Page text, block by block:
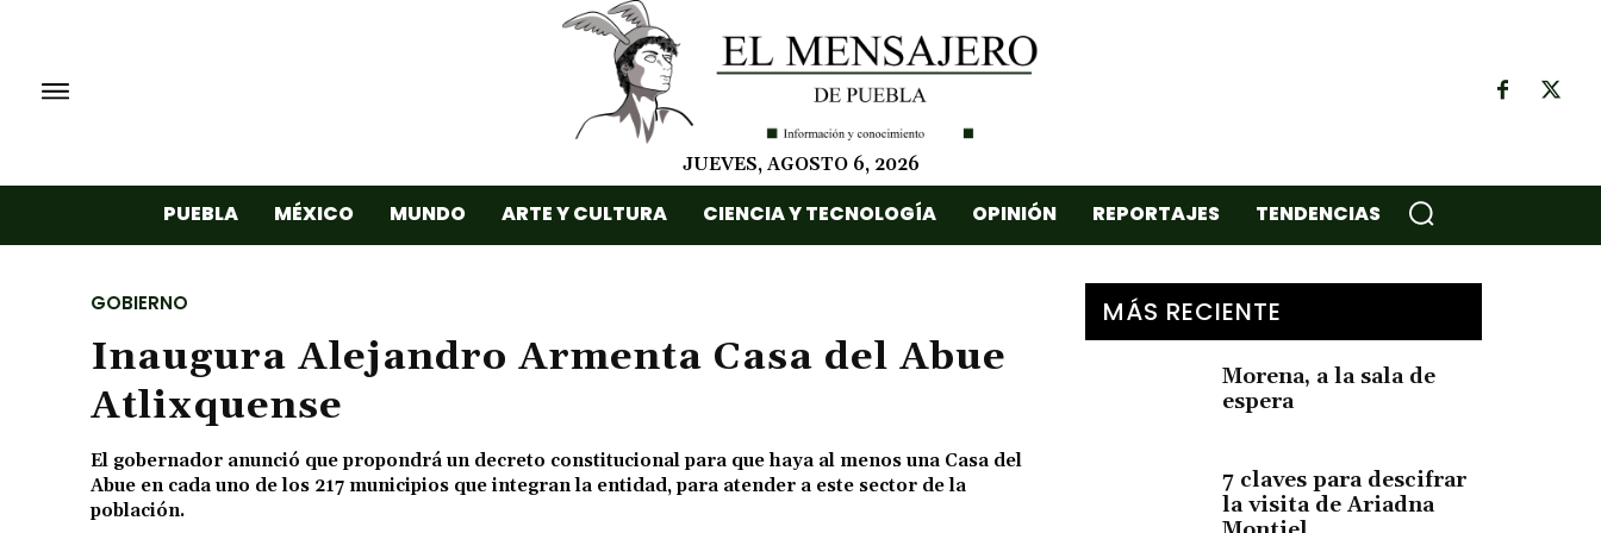
JUEVES, AGOSTO 6, 2026
PUEBLA MÉXICO MUNDO ARTE Y CULTURA CIENCIA Y TECNOLOGÍA OPINIÓN REPORTAJES TENDENCIAS
GOBIERNO
Inaugura Alejandro Armenta Casa del Abue
Atlixquense
El gobernador anunció que propondrá un decreto constitucional para que haya al menos una Casa del
Abue en cada uno de los 217 municipios que integran la entidad, para atender a este sector de la
población.
MÁS RECIENTE
Morena, a la sala de
espera
7 claves para descifrar
la visita de Ariadna